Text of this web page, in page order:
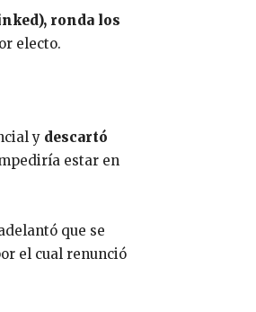
ronda los
electo.
y descartó
estar en
que se
el cual renunció